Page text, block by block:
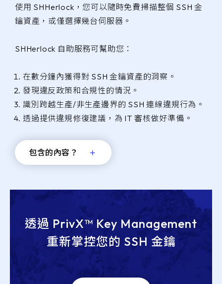
使用 SHHerlock，您可以隨時免費掃描整個 SSH 金
鑰資產，或僅選擇幾台伺服器。
SHHerlock 自助服務可幫助您：
在數分鐘內獲得對 SSH 金鑰資產的洞察。
發現違反政策和合規性的情況。
識別跨越生產/非生產邊界的 SSH 連線違規行為。
透過提供違規修復建議，為 IT 審核做好準備。
包含的內容？
透過 PrivX™ Key Management
重新掌控您的 SSH 金鑰